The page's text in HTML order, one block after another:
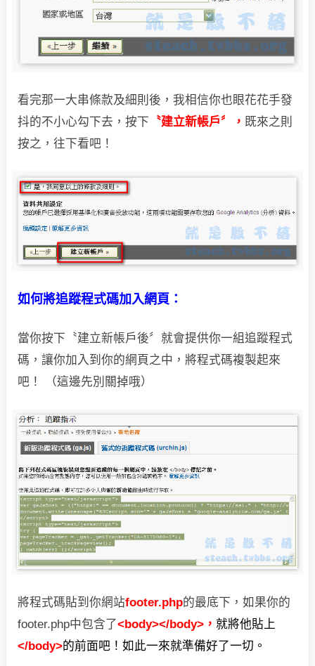
看完那一大串條款及細則後，我相信你也眼花花手發
抖的不小心勾下去， 按下 〝建立新帳戶〞， 既來之則
按之，往下看吧！
如何將追蹤程式碼加入網頁：
當你按下〝建立新帳戶後〞就會提供你一組追蹤程式
碼，讓你加入到你的網頁之中， 將程式碼複製起來
吧！ （這邊先別關掉哦）
將程式碼貼到你網站footer.php的最底下，如果你的
footer.php中包含了<body></body>， 就將他貼上
</body>的前面吧！如此一來就準備好了一切。